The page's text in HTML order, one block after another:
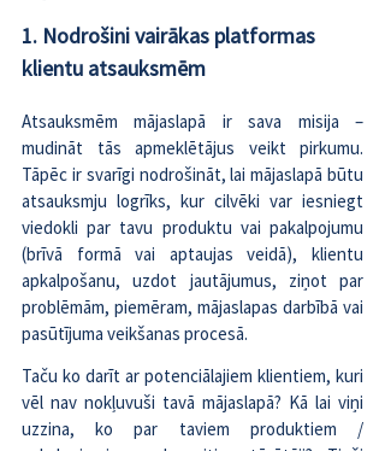
1. Nodrošini vairākas platformas
klientu atsauksmēm
Atsauksmēm mājaslapā ir sava misija –
mudināt tās apmeklētājus veikt pirkumu.
Tāpēc ir svarīgi nodrošināt, lai mājaslapā būtu
atsauksmju logrīks, kur cilvēki var iesniegt
viedokli par tavu produktu vai pakalpojumu
(brīvā formā vai aptaujas veidā), klientu
apkalpošanu, uzdot jautājumus, ziņot par
problēmām, piemēram, mājaslapas darbībā vai
pasūtījuma veikšanas procesā.
Taču ko darīt ar potenciālajiem klientiem, kuri
vēl nav nokļuvuši tavā mājaslapā? Kā lai viņi
uzzina, ko par taviem produktiem /